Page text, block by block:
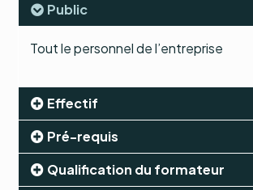
Public
Tout le personnel de l’entreprise
Effectif
Pré-requis
Qualification du formateur